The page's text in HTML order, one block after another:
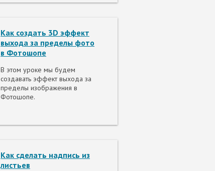
Как создать 3D эффект
выхода за пределы фото
в Фотошопе
В этом уроке мы будем
создавать эффект выхода за
пределы изображения в
Фотошопе.
Как сделать надпись из
листьев